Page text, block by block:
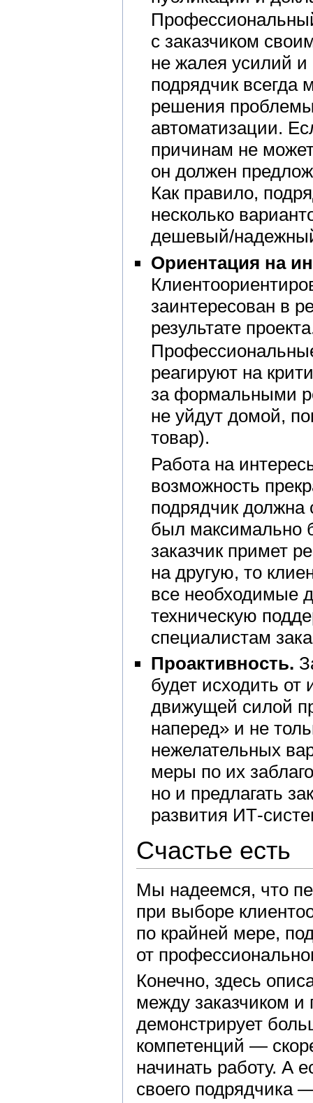
с заказчиком
не жалея усилий и
подрядчик всегда
решения проблемы
автоматизации.
причинам не
он должен
Как правило,
несколько
дешевый/
Ориентация на
заинтересован в
результате
реагируют на
за формальными
не уйдут домой,
товар).
Работа на
возможность
подрядчик должна
был максимально
заказчик примет
на другую, то
все необходимые
техническую
специалистам
Проактивность.
будет исходить от
движущей силой
наперед» и не
нежелательных
меры по их
но и предлагать
развития ИТ-
Счастье есть
Мы надеемся, что
при выборе
по крайней мере,
от
Конечно, здесь
между заказчиком и
демонстрирует
компетенций —
начинать работу. А
своего